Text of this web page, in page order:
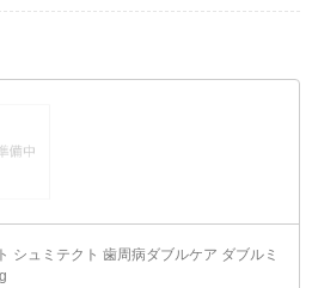
シュミテクト 歯周病ダブルケア ダブルミ